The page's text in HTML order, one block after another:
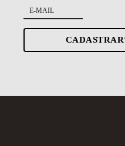
CADASTRAR